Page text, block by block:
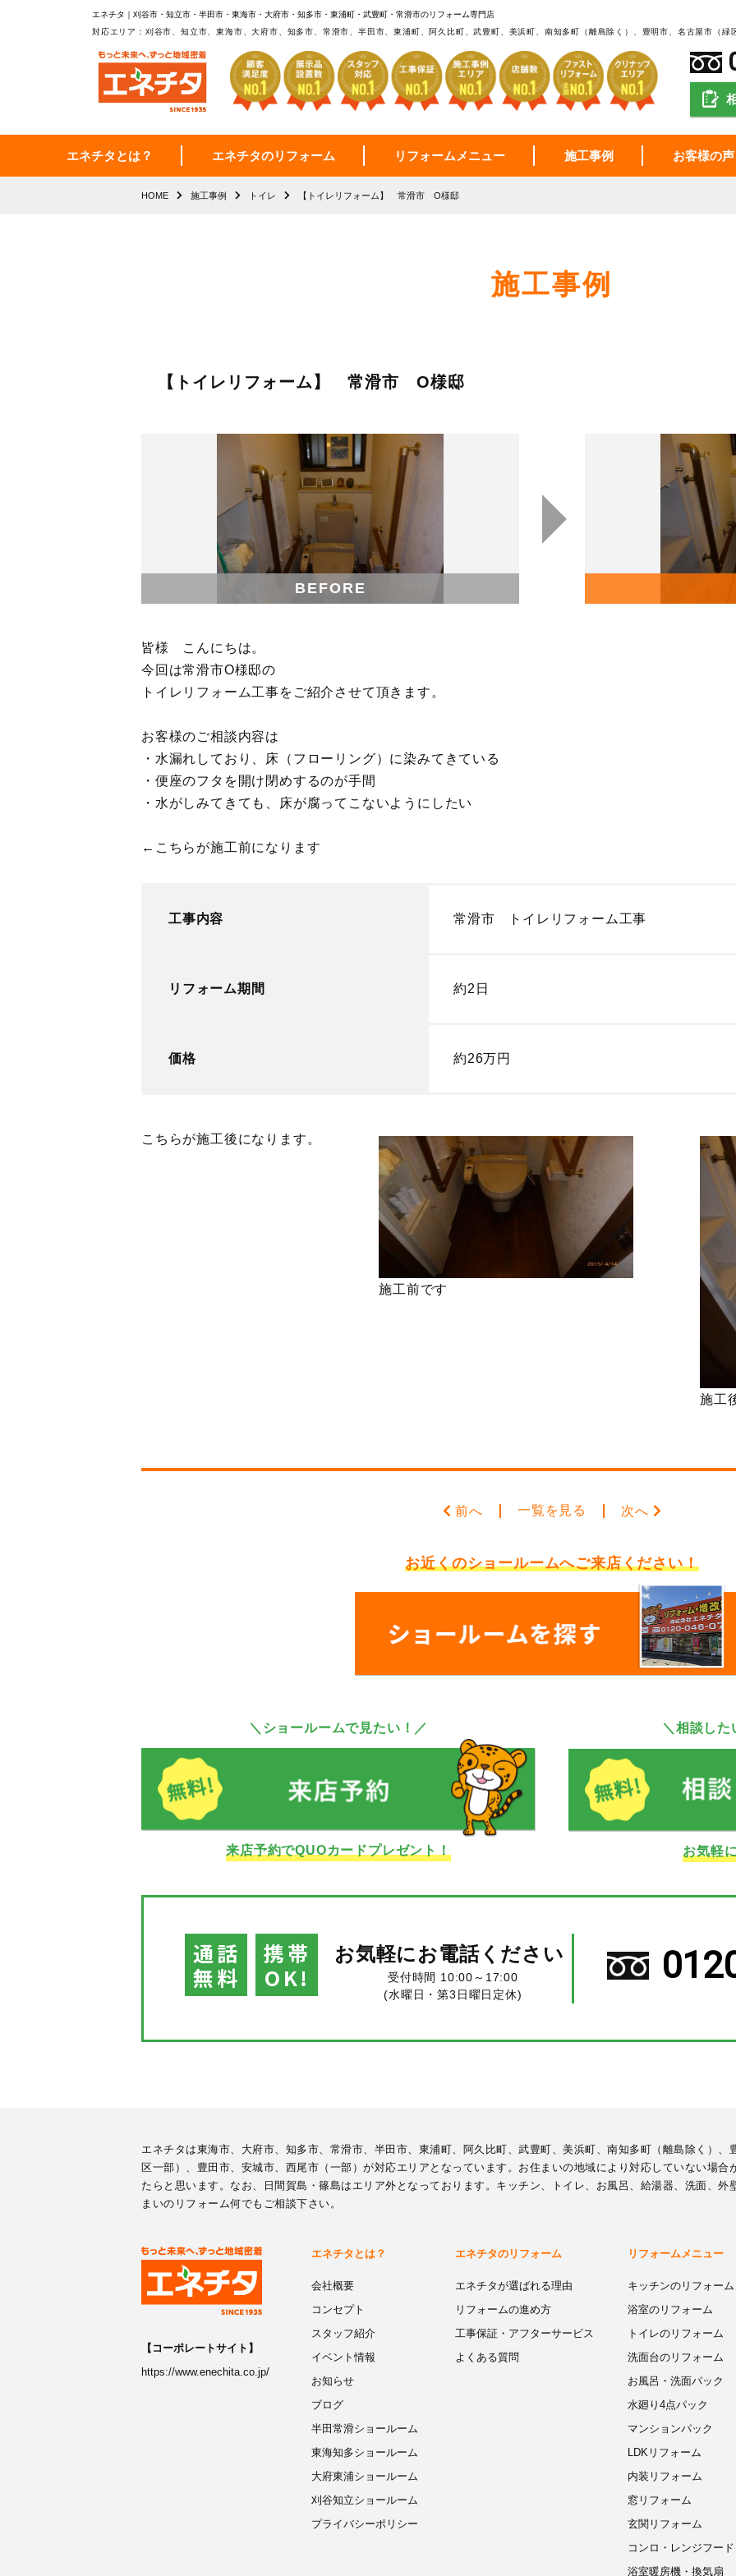
エネチタ｜刈谷市・知立市・半田市・東海市・大府市・知多市・東浦町・武豊町・常滑市のリフォーム専門店
対応エリア：刈谷市、知立市、東海市、大府市、知多市、常滑市、半田市、東浦町、阿久比町、武豊町、美浜町、南知多町（離島除く）、豊明市、名古屋市（緑
エネチタとは？ エネチタのリフォーム リフォームメニュー 施工事例 お客様の声
HOME 施工事例 トイレ 【トイレリフォーム】 常滑市 O様邸
施工事例
【トイレリフォーム】 常滑市 O様邸
BEFORE
皆様 こんにちは。
今回は常滑市O様邸の
トイレリフォーム工事をご紹介させて頂きます。
お客様のご相談内容は
・水漏れしており、床（フローリング）に染みてきている
・便座のフタを開け閉めするのが手間
・水がしみてきても、床が腐ってこないようにしたい
←こちらが施工前になります
工事内容 常滑市 トイレリフォーム工事
リフォーム期間 約2日
価格 約26万円
こちらが施工後になります。
施工前です
施工
前へ 一覧を見る 次へ
お近くのショールームへご来店ください！
＼ショールームで見たい！／
来店予約でQUOカードプレゼント！
＼相談した
お気軽
通話
無料
携帯
OK!
お気軽にお電話ください
受付時間 10:00～17:00
(水曜日・第3日曜日定休)
エネチタは東海市、大府市、知多市、常滑市、半田市、東浦町、阿久比町、武豊町、美浜町、南知多町（離島除く）
区一部）、豊田市、安城市、西尾市（一部）が対応エリアとなっています。お住まいの地域により対応していない場
たらと思います。なお、日間賀島・篠島はエリア外となっております。キッチン、トイレ、お風呂、給湯器、洗面、
まいのリフォーム何でもご相談下さい。
【コーポレートサイト】
https://www.enechita.co.jp/
エネチタとは？
会社概要
コンセプト
スタッフ紹介
イベント情報
お知らせ
ブログ
半田常滑ショールーム
東海知多ショールーム
大府東浦ショールーム
刈谷知立ショールーム
プライバシーポリシー
エネチタのリフォーム
エネチタが選ばれる理由
リフォームの進め方
工事保証・アフターサービス
よくある質問
リフォームメニュー
キッチンのリフォーム
浴室のリフォーム
トイレのリフォーム
洗面台のリフォーム
お風呂・洗面パック
水廻り4点パック
マンションパック
LDKリフォーム
内装リフォーム
窓リフォーム
玄関リフォーム
コンロ・レンジフード
浴室暖房機・換気扇